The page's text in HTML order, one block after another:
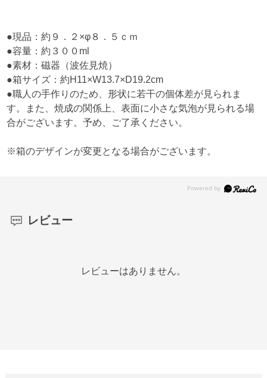
●現品：約９．２×φ８．５ｃｍ
●容量：約３００ml
●素材：磁器（波佐見焼）
●箱サイズ：約H11×W13.7×D19.2cm
●職人の手作りのため、形状に若干の個体差が見られま
す。また、焼成の関係上、表面に小さな気泡が見られる場
合がございます。予め、ご了承ください。
※箱のデザインが変更となる場合がございます。
レビュー
レビューはありません。